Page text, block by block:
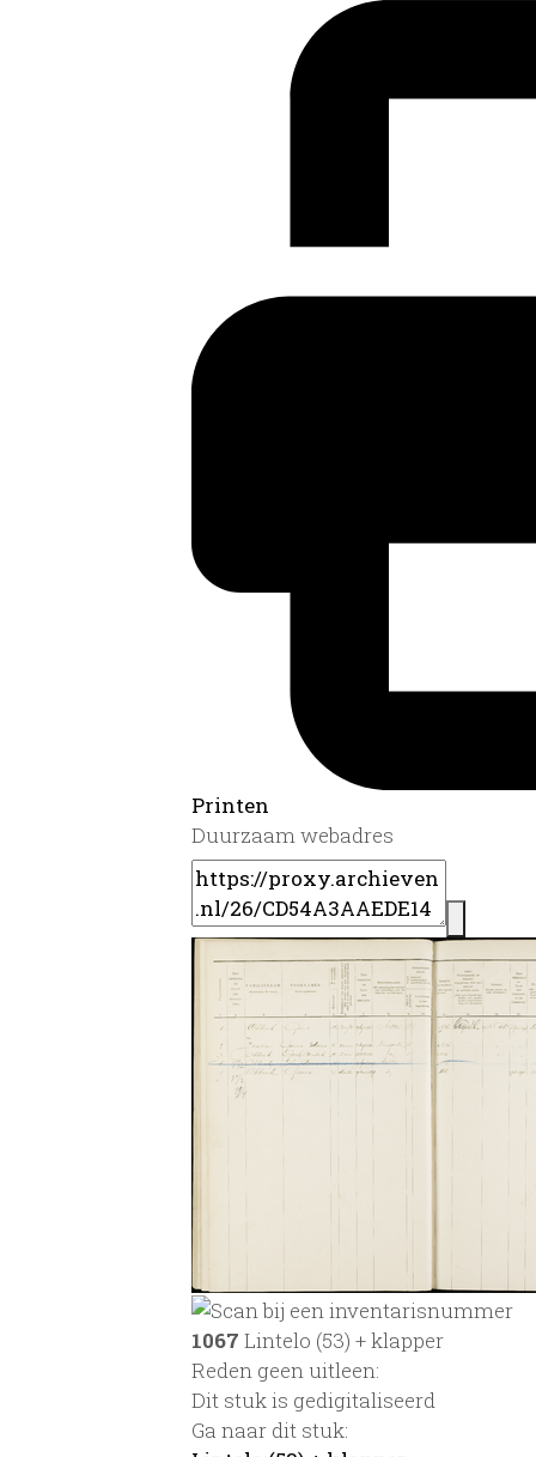
Printen
Duurzaam webadres
1067 Lintelo (53) + klapper
Reden geen uitleen:
Dit stuk is gedigitaliseerd
Ga naar dit stuk: